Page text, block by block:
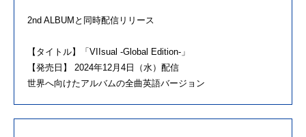
2nd ALBUMと同時配信リリース
【タイトル】「VIIsual -Global Edition-」
【発売日】 2024年12月4日（水）配信
世界へ向けたアルバムの全曲英語バージョン